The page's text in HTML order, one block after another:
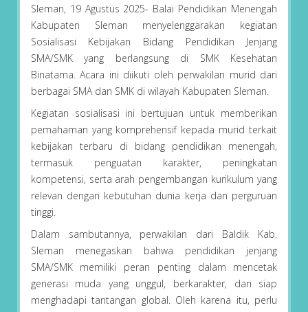
Sleman, 19 Agustus 2025- Balai Pendidikan Menengah
Kabupaten Sleman menyelenggarakan kegiatan
Sosialisasi Kebijakan Bidang Pendidikan Jenjang
SMA/SMK yang berlangsung di SMK Kesehatan
Binatama. Acara ini diikuti oleh perwakilan murid dari
berbagai SMA dan SMK di wilayah Kabupaten Sleman.
Kegiatan sosialisasi ini bertujuan untuk memberikan
pemahaman yang komprehensif kepada murid terkait
kebijakan terbaru di bidang pendidikan menengah,
termasuk penguatan karakter, peningkatan
kompetensi, serta arah pengembangan kurikulum yang
relevan dengan kebutuhan dunia kerja dan perguruan
tinggi.
Dalam sambutannya, perwakilan dari Baldik Kab.
Sleman menegaskan bahwa pendidikan jenjang
SMA/SMK memiliki peran penting dalam mencetak
generasi muda yang unggul, berkarakter, dan siap
menghadapi tantangan global. Oleh karena itu, perlu